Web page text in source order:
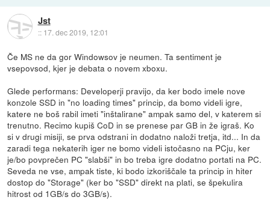
Jst
:: 17. dec 2019, 12:01
Če MS ne da gor Windowsov je neumen. Ta sentiment je
vsepovsod, kjer je debata o novem xboxu.
Glede performans: Developerji pravijo, da ker bodo imele nove
konzole SSD in "no loading times" princip, da bomo videli igre,
katere ne boš rabil imeti "inštalirane" ampak samo del, v katerem si
trenutno. Recimo kupiš CoD in se prenese par GB in že igraš. Ko
si v drugi misiji, se prva odstrani in dodatno naloži tretja, itd... In da
zaradi tega nekaterih iger ne bomo videli istočasno na PCju, ker
je/bo povprečen PC "slabši" in bo treba igre dodatno portati na PC.
Seveda ne vse, ampak tiste, ki bodo izkoriščale ta princip in hiter
dostop do "Storage" (ker bo "SSD" direkt na plati, se špekulira
hitrost od 1GB/s do 3GB/s).